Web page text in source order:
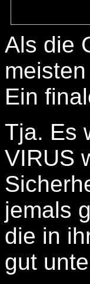
Als die
Ein
Tja. Es
VIRUS
jemals
die in
gut